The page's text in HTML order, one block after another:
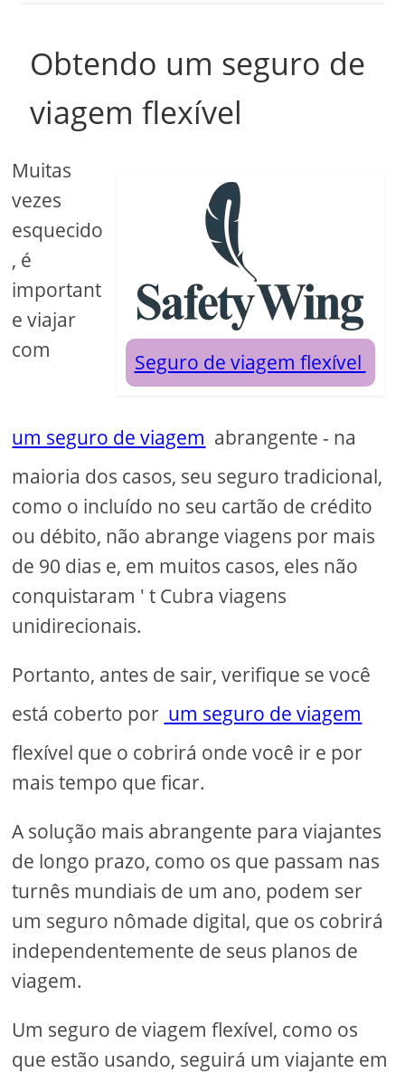
Obtendo um seguro de
viagem flexível
Seguro de viagem flexível
Muitas
vezes
esquecido
, é
important
e viajar
com
um seguro de viagem abrangente - na
maioria dos casos, seu seguro tradicional,
como o incluído no seu cartão de crédito
ou débito, não abrange viagens por mais
de 90 dias e, em muitos casos, eles não
conquistaram ' t Cubra viagens
unidirecionais.
Portanto, antes de sair, verifique se você
está coberto por um seguro de viagem
flexível que o cobrirá onde você ir e por
mais tempo que ficar.
A solução mais abrangente para viajantes
de longo prazo, como os que passam nas
turnês mundiais de um ano, podem ser
um seguro nômade digital, que os cobrirá
independentemente de seus planos de
viagem.
Um seguro de viagem flexível, como os
que estão usando, seguirá um viajante em